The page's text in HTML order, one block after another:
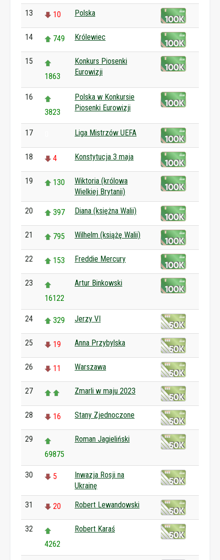
13 10 Polska
14 749 Królewiec
15
1863
Konkurs Piosenki
Eurowizji
16
3823
Polska w Konkursie
Piosenki Eurowizji
17 Liga Mistrzów UEFA
18 4 Konstytucja 3 maja
19 130
Wiktoria (królowa
Wielkiej Brytanii)
20 397 Diana (księżna Walii)
21 795 Wilhelm (książę Walii)
22 153 Freddie Mercury
23
16122
Artur Binkowski
24 329 Jerzy VI
25 19 Anna Przybylska
26 11 Warszawa
27 Zmarli w maju 2023
28 16 Stany Zjednoczone
29
69875
Roman Jagieliński
30 5
Inwazja Rosji na
Ukrainę
31 20 Robert Lewandowski
32
4262
Robert Karaś